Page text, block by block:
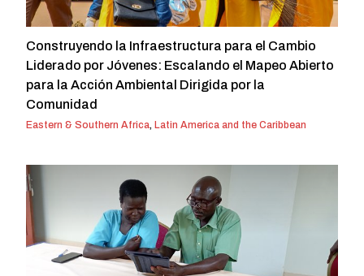
Construyendo la Infraestructura para el Cambio
Liderado por Jóvenes: Escalando el Mapeo Abierto
para la Acción Ambiental Dirigida por la
Comunidad
Eastern & Southern Africa, Latin America and the Caribbean